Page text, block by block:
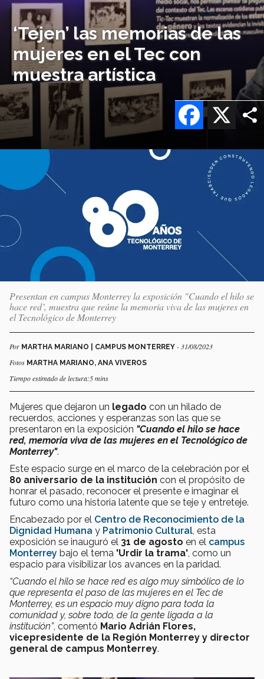
‘Tejen’ las memorias de las
mujeres en el Tec con
muestra artística
X
Facebook
logo
Presentan en campus Monterrey la exposición "Cuando el hilo se
hace red’, muestra que reúne la memoria viva de las mujeres en
el Tecnológico de Monterrey
Por MARTHA MARIANO | CAMPUS MONTERREY - 31/08/2023
Fotos MARTHA MARIANO, ANA VIVEROS
Tiempo estimado de lectura:5 mins
Mujeres que dejaron un legado con un hilado de
recuerdos, acciones y esperanzas son las que se
presentaron en la exposición "Cuando el hilo se hace
red, memoria viva de las mujeres en el Tecnológico de
Monterrey".
Este espacio surge en el marco de la celebración por el
80 aniversario de la institución con el propósito de
honrar el pasado, reconocer el presente e imaginar el
futuro como una historia latente que se teje y entreteje.
Encabezado por el Centro de Reconocimiento de la
Dignidad Humana y Patrimonio Cultural , esta
exposición se inauguró el 31 de agosto en el campus
Monterrey bajo el tema 'Urdir la trama' , como un
espacio para visibilizar los avances en la paridad.
“Cuando el hilo se hace red es algo muy simbólico de lo
que representa el paso de las mujeres en el Tec de
Monterrey, es un espacio muy digno para toda la
comunidad y, sobre todo, de la gente ligada a la
institución”, comentó Mario Adrián Flores,
vicepresidente de la Región Monterrey y director
general de campus Monterrey.